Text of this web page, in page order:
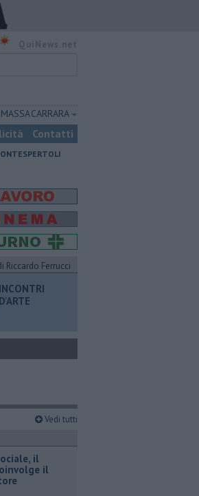
MASSA CARRARA
Contatti
Riccardo Ferrucci
INCONTRI
D'ARTE
Vedi tutti
il
il